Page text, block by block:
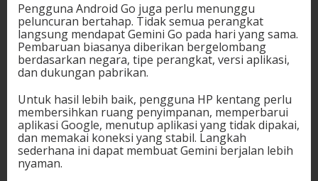
Pengguna Android Go juga perlu menunggu
peluncuran bertahap. Tidak semua perangkat
langsung mendapat Gemini Go pada hari yang sama.
Pembaruan biasanya diberikan bergelombang
berdasarkan negara, tipe perangkat, versi aplikasi,
dan dukungan pabrikan.
Untuk hasil lebih baik, pengguna HP kentang perlu
membersihkan ruang penyimpanan, memperbarui
aplikasi Google, menutup aplikasi yang tidak dipakai,
dan memakai koneksi yang stabil. Langkah
sederhana ini dapat membuat Gemini berjalan lebih
nyaman.